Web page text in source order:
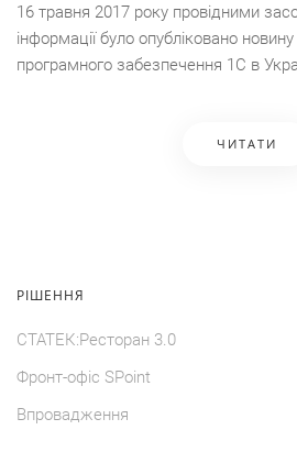
16 травня 2017 року провiдними
iнформацiї було опублiковано
програмного забезпечення 1С в
ЧИТАТИ
РIШЕННЯ
СТАТЕК:Ресторан 3.0
Фронт-офiс SPoint
Впровадження